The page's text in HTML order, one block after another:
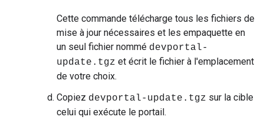
Cette commande télécharge tous les fichiers de
mise à jour nécessaires et les empaquette en
un seul fichier nommé devportal-
update.tgz et écrit le fichier à l'emplacement
de votre choix.
Copiez devportal-update.tgz sur la cible
celui qui exécute le portail.